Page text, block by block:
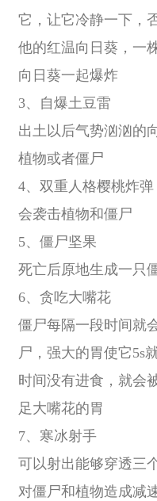
它，让它冷静一下，
他的红温向日葵，一
向日葵一起爆炸
3、自爆土豆雷
出土以后气势汹汹的
植物或者僵尸
4、双重人格樱桃炸弹
会袭击植物和僵尸
5、僵尸坚果
死亡后原地生成一只
6、贪吃大嘴花
僵尸每隔一段时间就
尸，强大的胃使它5s
时间没有进食，就会
足大嘴花的胃
7、寒冰射手
可以射出能够穿透三
对僵尸和植物造成减